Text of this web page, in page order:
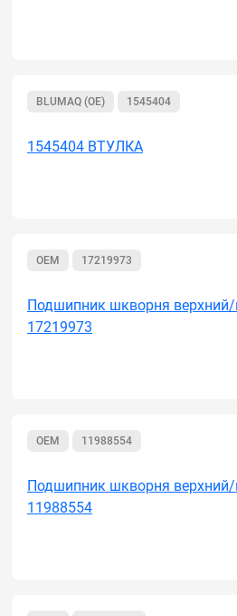
BLUMAQ (OE) 1545404
1545404 ВТУЛКА
OEM 17219973
Подшипник шкворня
17219973
OEM 11988554
Подшипник шкворня
11988554